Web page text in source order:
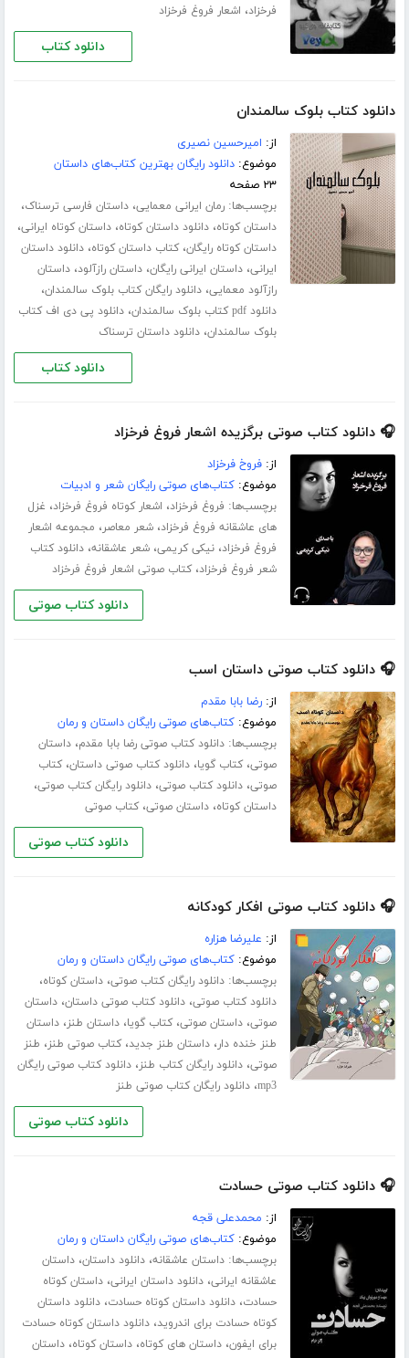
فرخزاد، اشعار فروغ فرخزاد
دانلود کتاب
دانلود کتاب بلوک سالمندان
از: امیرحسین نصیری
موضوع:دانلود رایگان بهترین کتاب‌های داستان
۲۳ صفحه
برچسب‌ها:رمان ایرانی معمایی،داستان فارسی ترسناک،
داستان کوتاه،دانلود داستان کوتاه،داستان کوتاه ایرانی،
داستان کوتاه رایگان،کتاب داستان کوتاه،دانلود داستان
ایرانی،داستان ایرانی رایگان،داستان رازآلود،داستان
رازآلود معمایی،دانلود رایگان کتاب بلوک سالمندان،
دانلود pdf کتاب بلوک سالمندان ،دانلود پی دی اف کتاب
بلوک سالمندان،دانلود داستان ترسناک
دانلود کتاب
🎧 دانلود کتاب صوتی برگزیده اشعار فروغ فرخزاد
از:فروخ فرخزاد
موضوع:کتاب‌های صوتی رایگان شعر و ادبیات
برچسب‌ها: فروغ فرخزاد، اشعار کوتاه فروغ فرخزاد، غزل
های عاشقانه فروغ فرخزاد،شعر معاصر، مجموعه اشعار
فروغ فرخزاد،نیکی کریمی،شعر عاشقانه،دانلود کتاب
شعر فروغ فرخزاد،کتاب صوتی اشعار فروغ فرخزاد
دانلود کتاب صوتی
🎧 دانلود کتاب صوتی داستان اسب
از:رضا بابا مقدم
موضوع:کتاب‌های صوتی رایگان داستان و رمان
برچسب‌ها:دانلود کتاب صوتی رضا بابا مقدم،داستان
صوتی،کتاب گویا،دانلود کتاب صوتی داستان،کتاب
صوتی،دانلود کتاب صوتی،دانلود رایگان کتاب صوتی،
داستان کوتاه،داستان صوتی،کتاب صوتی
دانلود کتاب صوتی
🎧 دانلود کتاب صوتی افکار کودکانه
از: علیرضا هزاره
موضوع:کتاب‌های صوتی رایگان داستان و رمان
برچسب‌ها:دانلود رایگان کتاب صوتی،داستان کوتاه،
دانلود کتاب صوتی،دانلود کتاب صوتی داستان،داستان
صوتی،داستان صوتی،کتاب گویا،داستان طنز،داستان
طنز خنده دار،داستان طنز جدید،کتاب صوتی طنز، طنز
صوتی،دانلود رایگان کتاب طنز،دانلود کتاب صوتی رایگان
mp3،دانلود رایگان کتاب صوتی طنز
دانلود کتاب صوتی
🎧 دانلود کتاب صوتی حسادت
از: محمدعلی قجه
موضوع:کتاب‌های صوتی رایگان داستان و رمان
برچسب‌ها:داستان عاشقانه،دانلود داستان،داستان
عاشقانه ایرانی،دانلود داستان ایرانی،داستان کوتاه
حسادت،دانلود داستان کوتاه حسادت،دانلود داستان
کوتاه حسادت برای اندروید،دانلود داستان کوتاه حسادت
برای ایفون،داستان های کوتاه،داستان کوتاه،داستان